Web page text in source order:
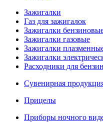
Зажигалки
Газ для зажигалок
Зажигалки
Зажигалки газовые
Зажигалки
Зажигалки
Расходники для
Сувенирная
Прицелы
Приборы ночного